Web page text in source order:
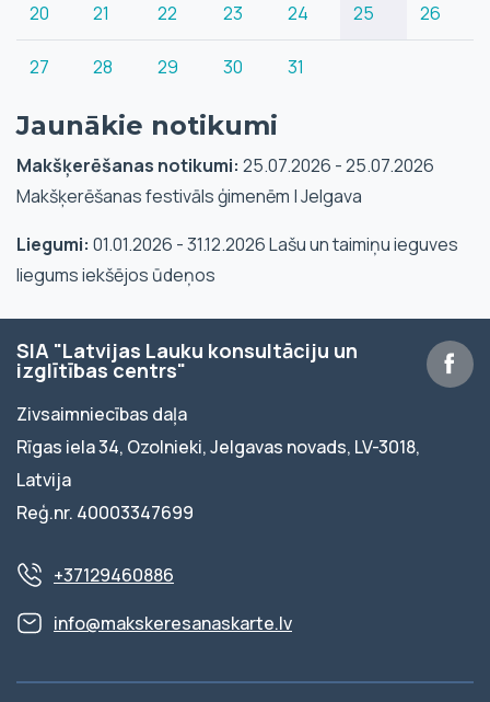
20 21 22 23 24 25 26
27 28 29 30 31
Jaunākie notikumi
Makšķerēšanas notikumi: 25.07.2026 - 25.07.2026
Makšķerēšanas festivāls ģimenēm | Jelgava
Liegumi: 01.01.2026 - 31.12.2026 Lašu un taimiņu ieguves
liegums iekšējos ūdeņos
SIA "Latvijas Lauku konsultāciju un
izglītības centrs"
Zivsaimniecības daļa
Rīgas iela 34, Ozolnieki, Jelgavas novads, LV-3018,
Latvija
Reģ.nr. 40003347699
+37129460886
info@makskeresanaskarte.lv